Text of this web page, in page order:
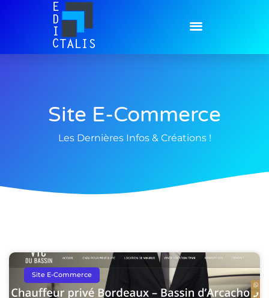
Site E-Commerce
Les Dernières Infos & Créations !
Site E-Commerce